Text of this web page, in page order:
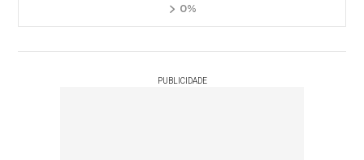
0%
PUBLICIDADE